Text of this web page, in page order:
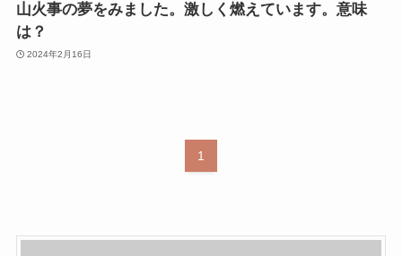
山火事の夢をみました。激しく燃えています。意味
は？
2024年2月16日
1